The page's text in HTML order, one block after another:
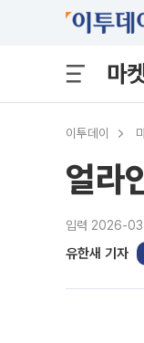
마
이투데이
얼라
입력 2026-
유한새 기자